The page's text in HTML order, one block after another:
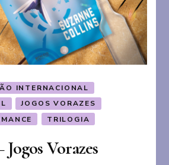
INTERNACIONAL
JOGOS VORAZES
TRILOGIA
Jogos Vorazes